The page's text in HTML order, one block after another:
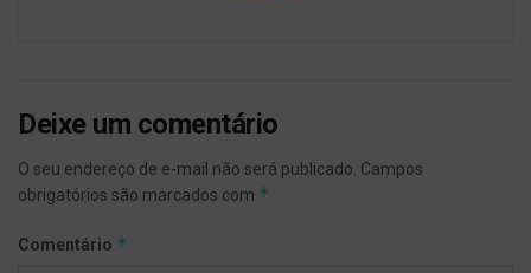
Deixe um comentário
O seu endereço de e-mail não será publicado. Campos
obrigatórios são marcados com *
Comentário *